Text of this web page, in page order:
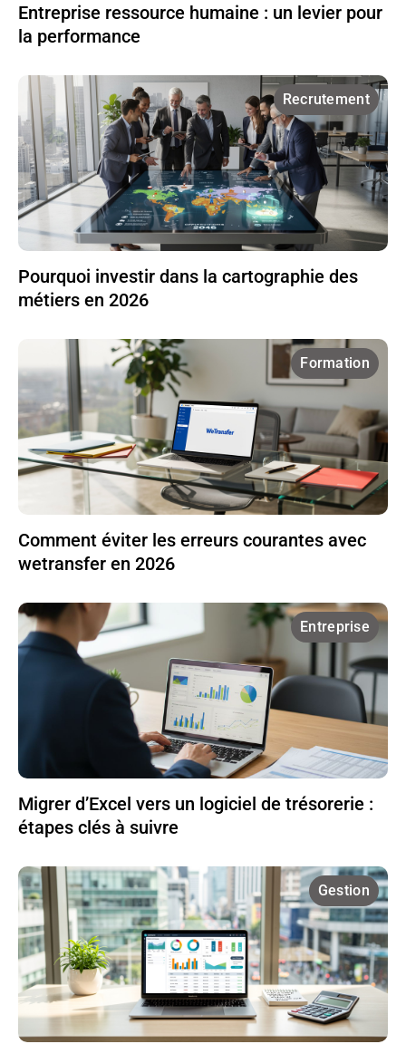
Entreprise ressource humaine : un levier pour
la performance
Recrutement
Pourquoi investir dans la cartographie des
métiers en 2026
Formation
Comment éviter les erreurs courantes avec
wetransfer en 2026
Entreprise
Migrer d’Excel vers un logiciel de trésorerie :
étapes clés à suivre
Gestion